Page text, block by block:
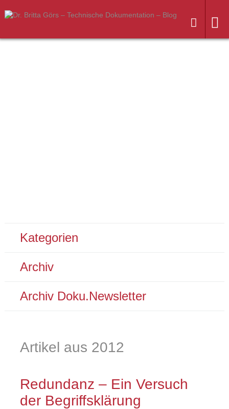
Kategorien
Archiv
Archiv Doku.Newsletter
Artikel aus 2012
Redundanz – Ein Versuch
der Begriffsklärung